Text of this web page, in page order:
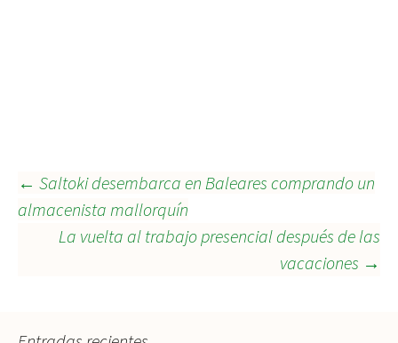
Navegación
← Saltoki desembarca en Baleares comprando un
almacenista mallorquín
La vuelta al trabajo presencial después de las
vacaciones →